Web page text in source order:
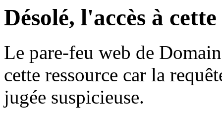
Désolé, l'accès à
Le pare-feu web de
cette ressource car la
jugée suspicieuse.